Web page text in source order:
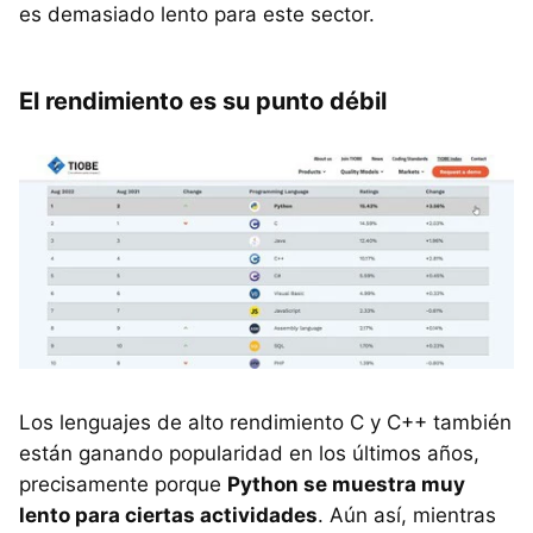
es demasiado lento para este sector.
El rendimiento es su punto débil
Los lenguajes de alto rendimiento C y C++ también
están ganando popularidad en los últimos años,
precisamente porque Python se muestra muy
lento para ciertas actividades. Aún así, mientras